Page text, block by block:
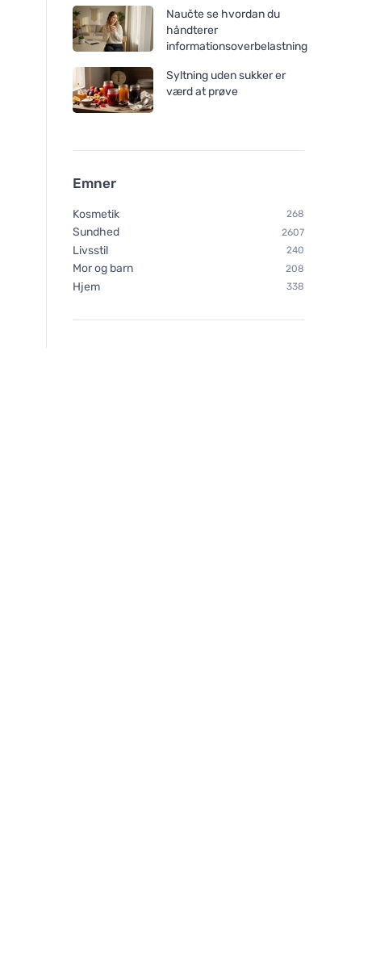
Ecoalf Bronson nerezová
láhev 510 ml Grey
Ecoalf Bronson
Naučte se hvordan du
håndterer
informationsoverbelastning
Syltning uden sukker er
værd at prøve
Emner
Kosmetik 268
Sundhed 2607
Livsstil 240
Mor og barn 208
Hjem 338